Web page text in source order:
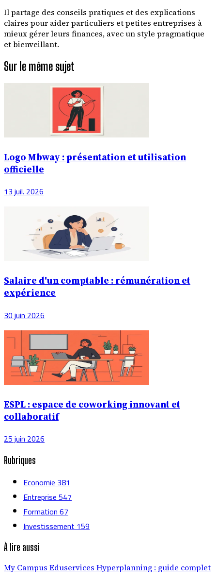
Il partage des conseils pratiques et des explications
claires pour aider particuliers et petites entreprises à
mieux gérer leurs finances, avec un style pragmatique
et bienveillant.
Sur le même sujet
Logo Mbway : présentation et utilisation
officielle
13 juil. 2026
Salaire d'un comptable : rémunération et
expérience
30 juin 2026
ESPL : espace de coworking innovant et
collaboratif
25 juin 2026
Rubriques
Economie381
Entreprise547
Formation67
Investissement159
À lire aussi
My Campus Eduservices Hyperplanning : guide complet